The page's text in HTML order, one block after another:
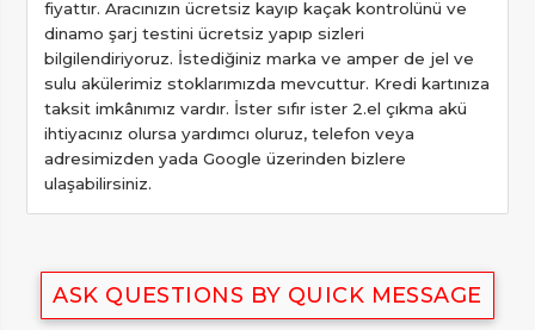
fiyattır. Aracınızın ücretsiz kayıp kaçak kontrolünü ve
dinamo şarj testini ücretsiz yapıp sizleri
bilgilendiriyoruz. İstediğiniz marka ve amper de jel ve
sulu akülerimiz stoklarımızda mevcuttur. Kredi kartınıza
taksit imkânımız vardır. İster sıfır ister 2.el çıkma akü
ihtiyacınız olursa yardımcı oluruz, telefon veya
adresimizden yada Google üzerinden bizlere
ulaşabilirsiniz.
ASK QUESTIONS BY QUICK MESSAGE